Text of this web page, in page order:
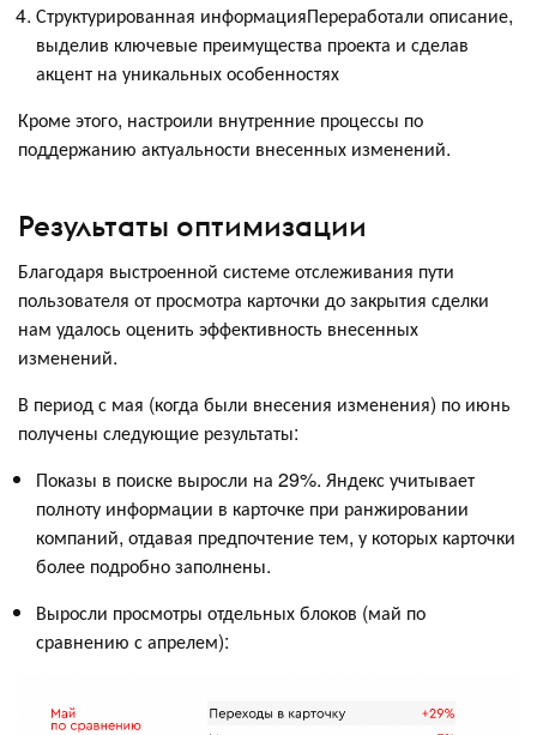
Структурированная информацияПереработали описание,
выделив ключевые преимущества проекта и сделав
акцент на уникальных особенностях
Кроме этого, настроили внутренние процессы по
поддержанию актуальности внесенных изменений.
Результаты оптимизации
Благодаря выстроенной системе отслеживания пути
пользователя от просмотра карточки до закрытия сделки
нам удалось оценить эффективность внесенных
изменений.
В период с мая (когда были внесения изменения) по июнь
получены следующие результаты:
Показы в поиске выросли на 29%. Яндекс учитывает
полноту информации в карточке при ранжировании
компаний, отдавая предпочтение тем, у которых карточки
более подробно заполнены.
Выросли просмотры отдельных блоков (май по
сравнению с апрелем):